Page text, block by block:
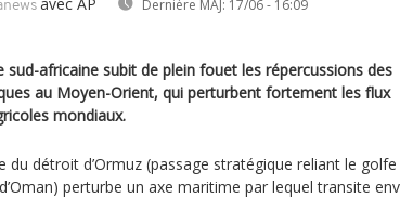
Dernière MAJ: 17/06 - 16:09
sud-africaine subit de plein fouet les répercussions des
au Moyen-Orient, qui perturbent fortement les flux
mondiaux.
du détroit d’Ormuz (passage stratégique reliant le golfe
perturbe un axe maritime par lequel transite